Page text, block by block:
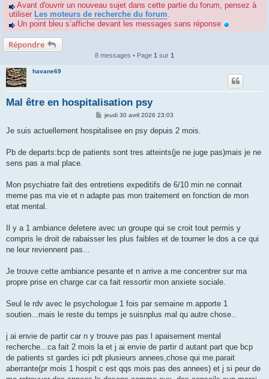
Avant d'ouvrir un nouveau sujet dans cette partie du forum, pensez à
utiliser Les moteurs de recherche du forum.
Un point bleu s’affiche devant les messages sans réponse
Répondre
8 messages • Page 1 sur 1
havane69
Mal être en hospitalisation psy
M
s
g
jeudi 30 avril 2026 23:03
Je suis actuellement hospitalisee en psy depuis 2 mois.
Pb de departs:bcp de patients sont tres atteints(je ne juge pas)mais je ne
sens pas a mal place.
Mon psychiatre fait des entretiens expeditifs de 6/10 min ne connait
meme pas ma vie et n adapte pas mon traitement en fonction de mon
etat mental.
Il y a 1 ambiance deletere avec un groupe qui se croit tout permis y
compris le droit de rabaisser les plus faibles et de tourner le dos a ce qui
ne leur reviennent pas...
Je trouve cette ambiance pesante et n arrive a me concentrer sur ma
propre prise en charge car ca fait ressortir mon anxiete sociale.
Seul le rdv avec le psychologue 1 fois par semaine m.apporte 1
soutien...mais le reste du temps je suisnplus mal qu autre chose..
j ai envie de partir car n y trouve pas pas l apaisement mental
recherche...ca fait 2 mois la et j ai envie de partir d autant part que bcp
de patients st gardes ici pdt plusieurs annees,chose qui me.parait
aberrante(pr mois 1 hospit c est qqs mois pas des annees) et j si peur de